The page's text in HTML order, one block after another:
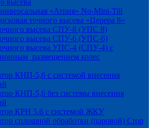
высева
«Атрия» No-Mini-Till
точного высева «Церера 8»
высева СПУ-8 (УПС 8)
высева СПУ-6 (УПС-6)
высева УПС-4 (СПУ-4) с
размещением колес
КНП-5,6 с системой внесения
КНП-5,6 без системы внесения
КРН 5.6 с системой ЖКУ
сплошной обработки (паровой) Crop